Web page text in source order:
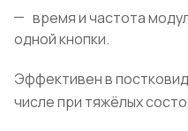
время и частота
одной кнопки.
Эффективен в
числе при тяжёлых